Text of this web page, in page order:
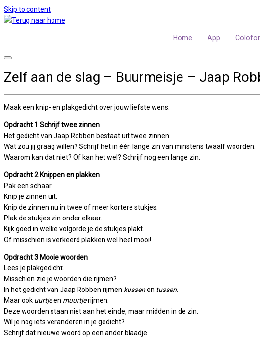
Skip to content
Home App
Zelf aan de slag – Buurmeisje – Jaap
Maak een knip- en plakgedicht over jouw liefste wens.
Opdracht 1 Schrijf twee zinnen
Het gedicht van Jaap Robben bestaat uit twee zinnen.
Wat zou jij graag willen? Schrijf het in één lange zin van minstens twaalf woorden.
Waarom kan dat niet? Of kan het wel? Schrijf nog een lange zin.
Opdracht 2 Knippen en plakken
Pak een schaar.
Knip je zinnen uit.
Knip de zinnen nu in twee of meer kortere stukjes.
Plak de stukjes zin onder elkaar.
Kijk goed in welke volgorde je de stukjes plakt.
Of misschien is verkeerd plakken wel heel mooi!
Opdracht 3 Mooie woorden
Lees je plakgedicht.
Misschien zie je woorden die rijmen?
In het gedicht van Jaap Robben rijmen kussenen tussen.
Maar ook uurtjeen muurtjerijmen.
Deze woorden staan niet aan het einde, maar midden in de zin.
Wil je nog iets veranderen in je gedicht?
Schrijf dat nieuwe woord op een ander blaadje.